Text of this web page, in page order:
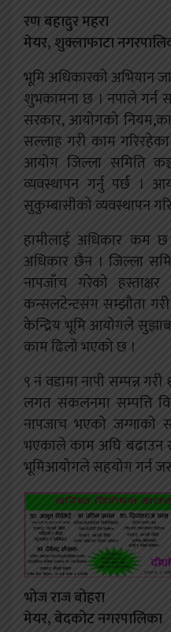
रण बहादुर महरा
मेयर, शुक्लाफाटा
भूमि अधिकारको अभियान
शुभकामना छ । नपाले गर्न
सरकार, आयोगको
सल्लाह गरी काम गरिरहेका
आयोग जिल्ला समिति
व्यवस्थापन गर्नु पर्छ ।
सुकुम्बासीको व्यवस्थापन
हामीलाई अधिकार कम
अधिकार छैन । जिल्ला
नापजाँच गरेको
कन्सलटेन्टसंग सम्झौता
केन्द्रिय भूमि आयोगले
काम ढिलो भएको छ ।
९ नं वडामा नापी सम्पन्न
लगत संकलनमा सम्पत्ति
नापजाच भएको जग्गाको
भएकाले काम अघि बढाउन
भूमिआयोगले सहयोग गर्न
भोज राज बोहरा
मेयर, बेदकोट नगरपालिका